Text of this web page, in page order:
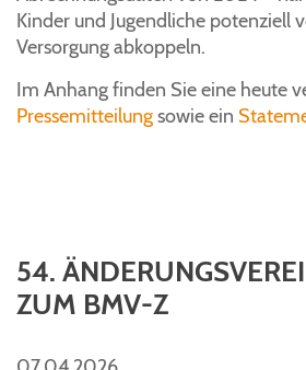
Kinder und Jugendliche potenziell
Versorgung abkoppeln.
Im Anhang finden Sie eine heute
Pressemitteilungsowie ein
54.
ZUM BMV-Z